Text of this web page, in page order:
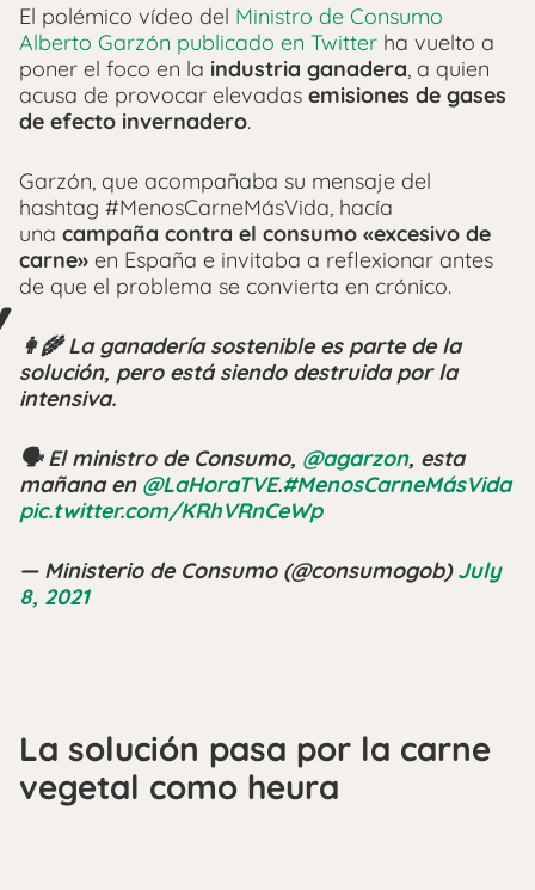
El polémico vídeo del Ministro de Consumo
Alberto Garzón publicado en Twitter ha vuelto a
poner el foco en la industria ganadera, a quien
acusa de provocar elevadas emisiones de gases
de efecto invernadero.
Garzón, que acompañaba su mensaje del
hashtag #MenosCarneMásVida, hacía
una campaña contra el consumo «excesivo de
carne» en España e invitaba a reflexionar antes
de que el problema se convierta en crónico.
👩‍🌾 La ganadería sostenible es parte de la
solución, pero está siendo destruida por la
intensiva.
🗣 El ministro de Consumo, @agarzon, esta
mañana en @LaHoraTVE.#MenosCarneMásVida
pic.twitter.com/KRhVRnCeWp
— Ministerio de Consumo (@consumogob)July
8, 2021
La solución pasa por la carne
vegetal como heura